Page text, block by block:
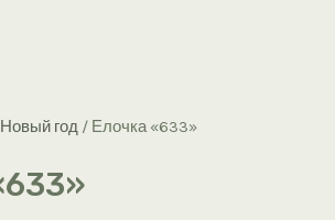
Новый год / Елочка «633»